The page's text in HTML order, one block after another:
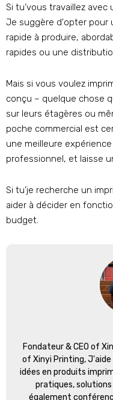
Si tu’vous travaillez
Je suggère d'opter pour
rapide à produire,
rapides ou une
Mais si vous voulez
conçu – quelque chose
sur leurs étagères ou
poche commercial est
une meilleure
professionnel, et laisse
Si tu’je recherche un
aider à décider en
budget.
Fondateur &CEO of
of Xinyi Printing,
idées en produits
pratiques,
également